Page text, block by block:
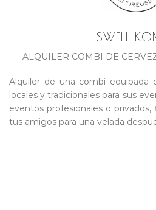
SWELL
ALQUILER COMBI DE
Alquiler de una combi equipada
locales y tradicionales para sus
eventos profesionales o privados,
tus amigos para una velada